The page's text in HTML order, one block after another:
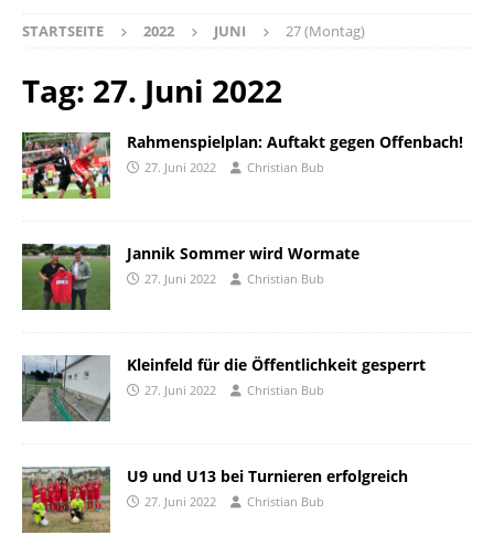
STARTSEITE 2022 JUNI 27 (Montag)
Tag: 27. Juni 2022
Rahmenspielplan: Auftakt gegen Offenbach!
27. Juni 2022 Christian Bub
Jannik Sommer wird Wormate
27. Juni 2022 Christian Bub
Kleinfeld für die Öffentlichkeit gesperrt
27. Juni 2022 Christian Bub
U9 und U13 bei Turnieren erfolgreich
27. Juni 2022 Christian Bub